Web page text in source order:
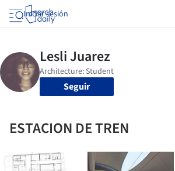
Iniciar sesión
Seguir
ESTACION DE TREN